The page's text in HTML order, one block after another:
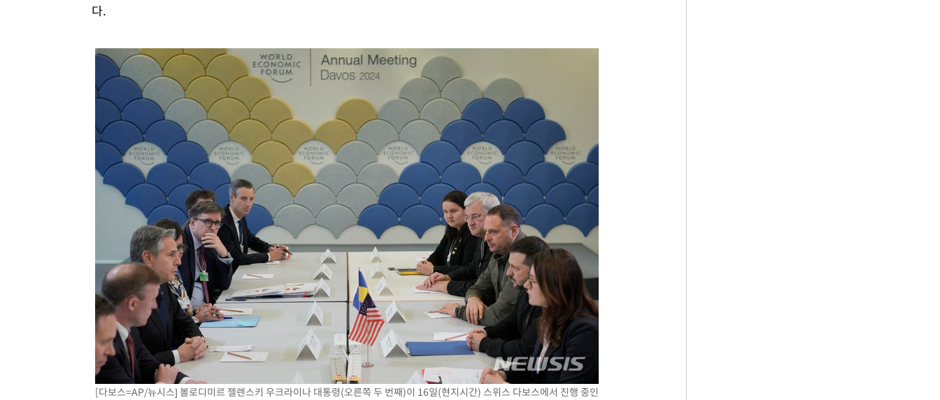
다.
[다보스=AP/뉴시스] 볼로디미르 젤렌스키 우크라이나 대통령(오른쪽 두 번째)이 16일(현지시간) 스위스 다보스에서 진행 중인